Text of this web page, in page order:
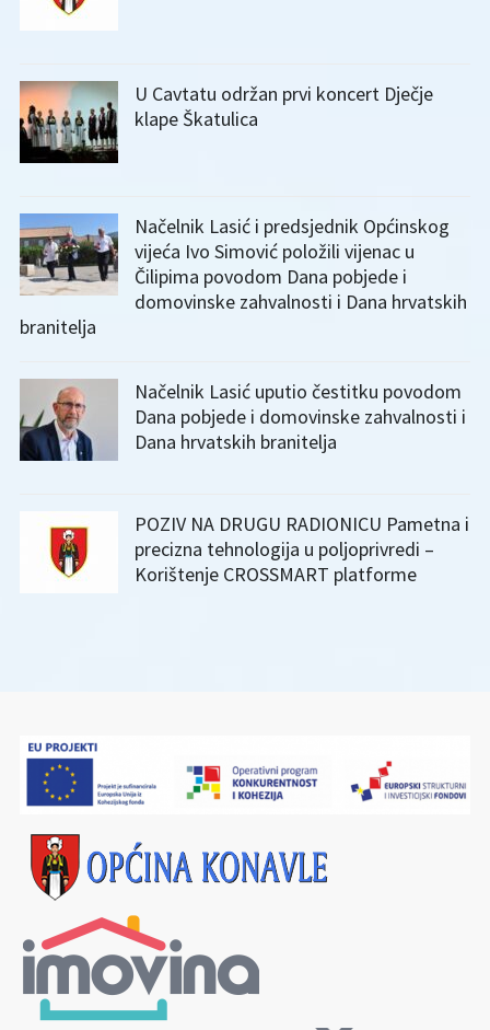
U Cavtatu održan prvi koncert Dječje
klape Škatulica
Načelnik Lasić i predsjednik Općinskog
vijeća Ivo Simović položili vijenac u
Čilipima povodom Dana pobjede i
domovinske zahvalnosti i Dana hrvatskih
branitelja
Načelnik Lasić uputio čestitku povodom
Dana pobjede i domovinske zahvalnosti i
Dana hrvatskih branitelja
POZIV NA DRUGU RADIONICU Pametna i
precizna tehnologija u poljoprivredi –
Korištenje CROSSMART platforme